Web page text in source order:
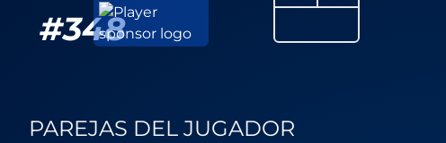
#348
PAREJAS DEL JUGADOR